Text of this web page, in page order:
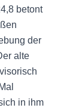
betont
der
alte
in ihm